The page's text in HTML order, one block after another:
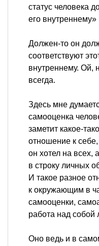
статус человека
его внутреннему»
Должен-то он
соответствуют
внутреннему. Ой,
всегда.
Здесь мне
самооценка
заметит какое-
отношение к себе,
он хотел на всех,
в строку личных
И такое разное
к окружающим в
самооценки,
работа над
Оно ведь и в